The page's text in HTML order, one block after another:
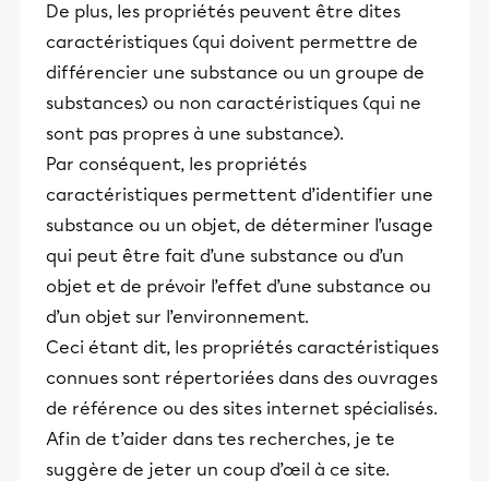
De plus, les propriétés peuvent être dites
caractéristiques (qui doivent permettre de
différencier une substance ou un groupe de
substances) ou non caractéristiques (qui ne
sont pas propres à une substance).
Par conséquent, les propriétés
caractéristiques permettent d’identifier une
substance ou un objet, de déterminer l’usage
qui peut être fait d’une substance ou d’un
objet et de prévoir l’effet d’une substance ou
d’un objet sur l’environnement.
Ceci étant dit, les propriétés caractéristiques
connues sont répertoriées dans des ouvrages
de référence ou des sites internet spécialisés.
Afin de t’aider dans tes recherches, je te
suggère de jeter un coup d’œil à ce site.